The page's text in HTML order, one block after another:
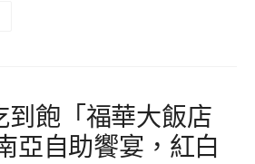
到飽「福華大飯店
亞自助饗宴，紅白